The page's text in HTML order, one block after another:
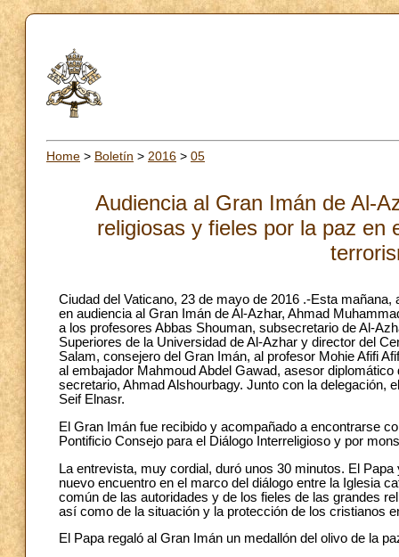
Home > Boletín > 2016 > 05
Audiencia al Gran Imán de Al-
religiosas y fieles por la paz en
Ciudad del Vaticano, 23 de mayo de 2016 .-Esta
en audiencia al Gran Imán de Al-Azhar, Ahmad
a los profesores Abbas Shouman, subsecretario de Al-
Superiores de la Universidad de Al-Azhar y director del
Salam, consejero del Gran Imán, al profesor Mohie Afifi
al embajador Mahmoud Abdel Gawad, asesor
secretario, Ahmad Alshourbagy. Junto con la delegación,
Seif Elnasr.
El Gran Imán fue recibido y acompañado a encontrarse
Pontificio Consejo para el Diálogo Interreligioso y por
La entrevista, muy cordial, duró unos 30 minutos. El
nuevo encuentro en el marco del diálogo entre la Iglesia
común de las autoridades y de los fieles de las grandes
así como de la situación y la protección de los cristianos
El Papa regaló al Gran Imán un medallón del olivo de la